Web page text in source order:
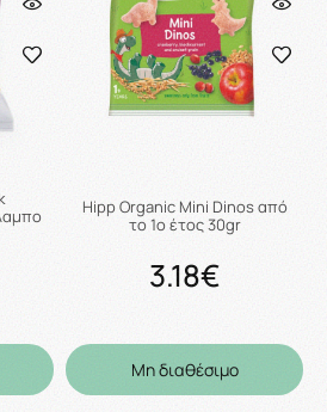
Hipp Organic Mini Dinos από
το 1ο έτος 30gr
3.18€
Μη διαθέσιμο